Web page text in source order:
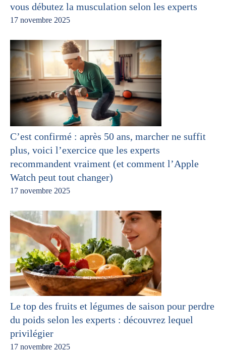
vous débutez la musculation selon les experts
17 novembre 2025
C’est confirmé : après 50 ans, marcher ne suffit
plus, voici l’exercice que les experts
recommandent vraiment (et comment l’Apple
Watch peut tout changer)
17 novembre 2025
Le top des fruits et légumes de saison pour perdre
du poids selon les experts : découvrez lequel
privilégier
17 novembre 2025